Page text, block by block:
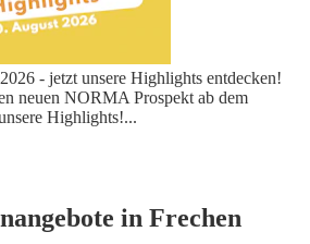
- jetzt unsere Highlights entdecken!
neuen NORMA Prospekt ab dem
Highlights!...
in Frechen